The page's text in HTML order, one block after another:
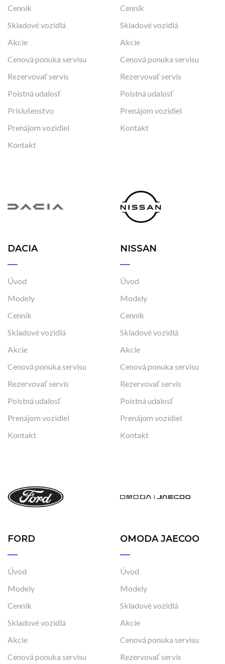
Cenník
Skladové vozidlá
Akcie
Cenová ponuka servisu
Rezervovať servis
Poistná udalosť
Príslušenstvo
Prenájom vozidiel
Kontakt
Cenník
Skladové vozidlá
Akcie
Cenová ponuka servisu
Rezervovať servis
Poistná udalosť
Prenájom vozidiel
Kontakt
DACIA
Úvod
Modely
Cenník
Skladové vozidlá
Akcie
Cenová ponuka servisu
Rezervovať servis
Poistná udalosť
Prenájom vozidiel
Kontakt
NISSAN
Úvod
Modely
Cenník
Skladové vozidlá
Akcie
Cenová ponuka servisu
Rezervovať servis
Poistná udalosť
Prenájom vozidiel
Kontakt
FORD
Úvod
Modely
Cenník
Skladové vozidlá
Akcie
Cenová ponuka servisu
OMODA JAECOO
Úvod
Modely
Skladové vozidlá
Akcie
Cenová ponuka servisu
Rezervovať servis